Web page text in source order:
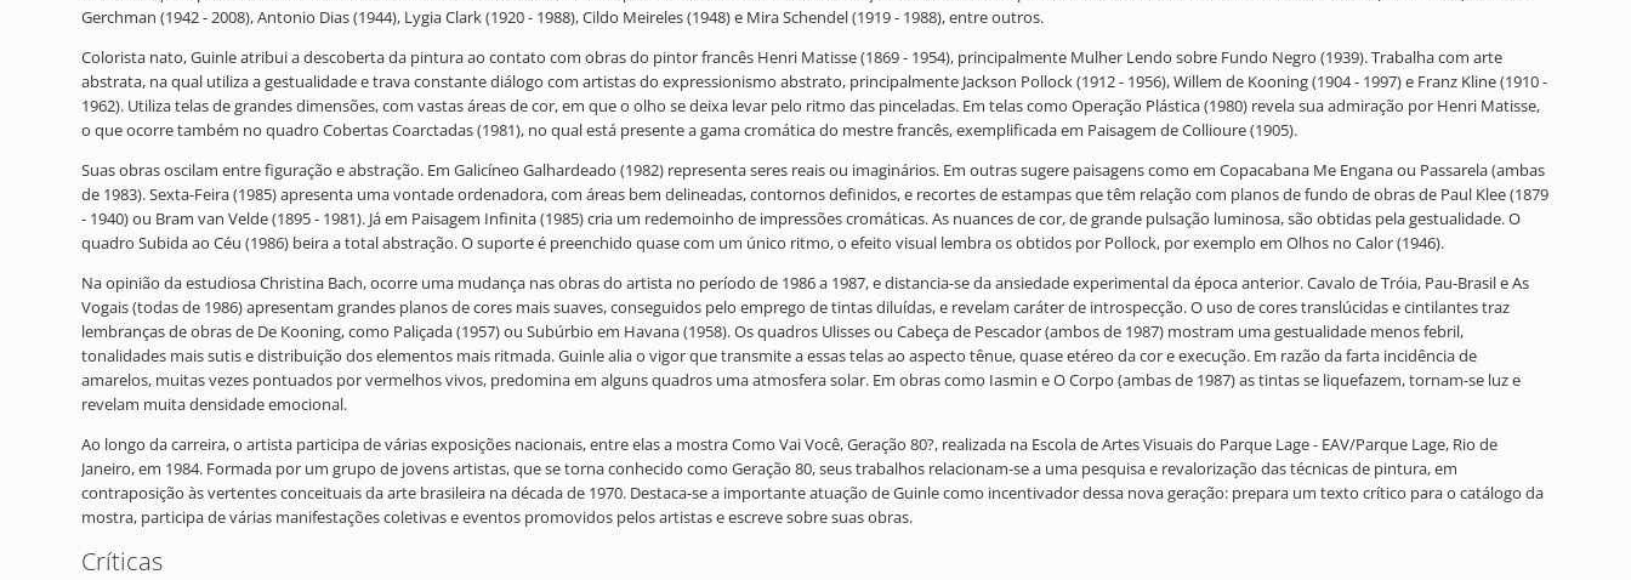
Gerchman (1942 - 2008), Antonio Dias (1944), Lygia Clark (1920 - 1988), Cildo Meireles (1948) e Mira Schendel (1919 - 1988), entre outros.
Colorista nato, Guinle atribui a descoberta da pintura ao contato com obras do pintor francês Henri Matisse (1869 - 1954), principalmente Mulher Lendo sobre Fundo Negro (1939). Trabalha com arte
abstrata, na qual utiliza a gestualidade e trava constante diálogo com artistas do expressionismo abstrato, principalmente Jackson Pollock (1912 - 1956), Willem de Kooning (1904 - 1997) e Franz Kline (1910 -
1962). Utiliza telas de grandes dimensões, com vastas áreas de cor, em que o olho se deixa levar pelo ritmo das pinceladas. Em telas como Operação Plástica (1980) revela sua admiração por Henri Matisse,
o que ocorre também no quadro Cobertas Coarctadas (1981), no qual está presente a gama cromática do mestre francês, exemplificada em Paisagem de Collioure (1905).
Suas obras oscilam entre figuração e abstração. Em Galicíneo Galhardeado (1982) representa seres reais ou imaginários. Em outras sugere paisagens como em Copacabana Me Engana ou Passarela (ambas
de 1983). Sexta-Feira (1985) apresenta uma vontade ordenadora, com áreas bem delineadas, contornos definidos, e recortes de estampas que têm relação com planos de fundo de obras de Paul Klee (1879
- 1940) ou Bram van Velde (1895 - 1981). Já em Paisagem Infinita (1985) cria um redemoinho de impressões cromáticas. As nuances de cor, de grande pulsação luminosa, são obtidas pela gestualidade. O
quadro Subida ao Céu (1986) beira a total abstração. O suporte é preenchido quase com um único ritmo, o efeito visual lembra os obtidos por Pollock, por exemplo em Olhos no Calor (1946).
Na opinião da estudiosa Christina Bach, ocorre uma mudança nas obras do artista no período de 1986 a 1987, e distancia-se da ansiedade experimental da época anterior. Cavalo de Tróia, Pau-Brasil e As
Vogais (todas de 1986) apresentam grandes planos de cores mais suaves, conseguidos pelo emprego de tintas diluídas, e revelam caráter de introspecção. O uso de cores translúcidas e cintilantes traz
lembranças de obras de De Kooning, como Paliçada (1957) ou Subúrbio em Havana (1958). Os quadros Ulisses ou Cabeça de Pescador (ambos de 1987) mostram uma gestualidade menos febril,
tonalidades mais sutis e distribuição dos elementos mais ritmada. Guinle alia o vigor que transmite a essas telas ao aspecto tênue, quase etéreo da cor e execução. Em razão da farta incidência de
amarelos, muitas vezes pontuados por vermelhos vivos, predomina em alguns quadros uma atmosfera solar. Em obras como Iasmin e O Corpo (ambas de 1987) as tintas se liquefazem, tornam-se luz e
revelam muita densidade emocional.
Ao longo da carreira, o artista participa de várias exposições nacionais, entre elas a mostra Como Vai Você, Geração 80?, realizada na Escola de Artes Visuais do Parque Lage - EAV/Parque Lage, Rio de
Janeiro, em 1984. Formada por um grupo de jovens artistas, que se torna conhecido como Geração 80, seus trabalhos relacionam-se a uma pesquisa e revalorização das técnicas de pintura, em
contraposição às vertentes conceituais da arte brasileira na década de 1970. Destaca-se a importante atuação de Guinle como incentivador dessa nova geração: prepara um texto crítico para o catálogo da
mostra, participa de várias manifestações coletivas e eventos promovidos pelos artistas e escreve sobre suas obras.
Críticas